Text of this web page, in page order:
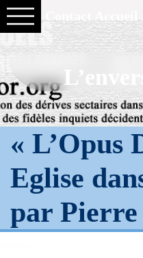
« L’Opus
Eglise
par